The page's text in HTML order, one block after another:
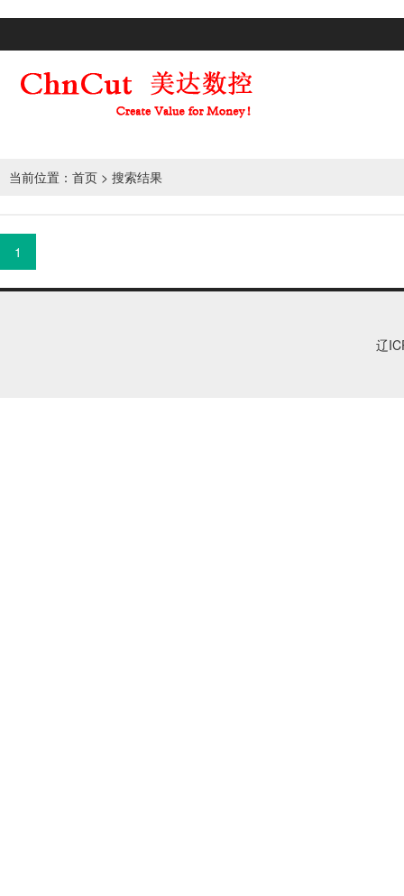
当前位置： 首页 > 搜索结果
1
辽